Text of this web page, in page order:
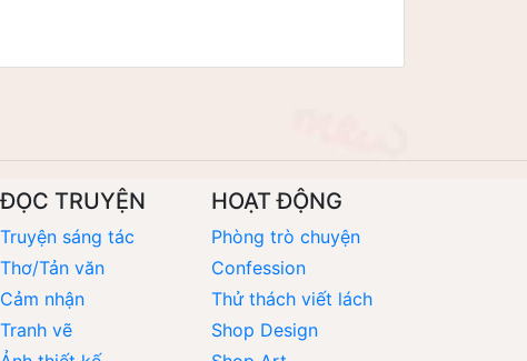
ĐỌC TRUYỆN
Truyện sáng tác
Thơ/Tản văn
Cảm nhận
Tranh vẽ
HOẠT ĐỘNG
Phòng trò chuyện
Confession
Thử thách viết lách
Shop Design